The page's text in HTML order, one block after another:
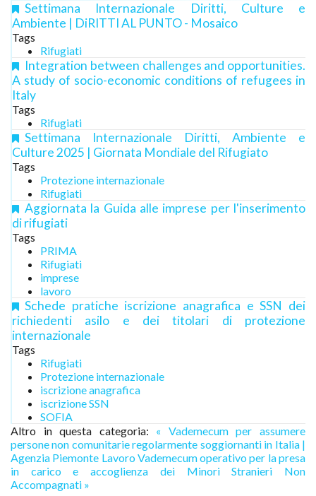
Settimana Internazionale Diritti, Culture e
Ambiente | DiRITTI AL PUNTO - Mosaico
Tags
Rifugiati
Integration between challenges and opportunities.
A study of socio-economic conditions of refugees in
Italy
Tags
Rifugiati
Settimana Internazionale Diritti, Ambiente e
Culture 2025 | Giornata Mondiale del Rifugiato
Tags
Protezione internazionale
Rifugiati
Aggiornata la Guida alle imprese per l'inserimento
di rifugiati
Tags
PRIMA
Rifugiati
imprese
lavoro
Schede pratiche iscrizione anagrafica e SSN dei
richiedenti asilo e dei titolari di protezione
internazionale
Tags
Rifugiati
Protezione internazionale
iscrizione anagrafica
iscrizione SSN
SOFIA
Altro in questa categoria:
« Vademecum per assumere
persone non comunitarie regolarmente soggiornanti in Italia |
Agenzia Piemonte Lavoro Vademecum operativo per la presa
in carico e accoglienza dei Minori Stranieri Non
Accompagnati »